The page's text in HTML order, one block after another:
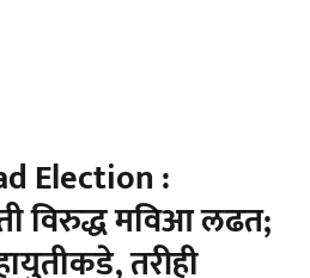
Election :
विरुद्ध मविआ लढत;
तरीही